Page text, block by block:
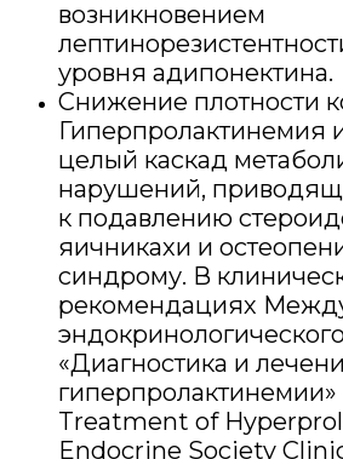
возникновением
уровня адипонектина.
Снижение плотности
Гиперпролактинемия
целый каскад
нарушений,
к подавлению
яичникахи и
синдрому. В
рекомендациях
«Диагностика и
Treatment of
Endocrine Society